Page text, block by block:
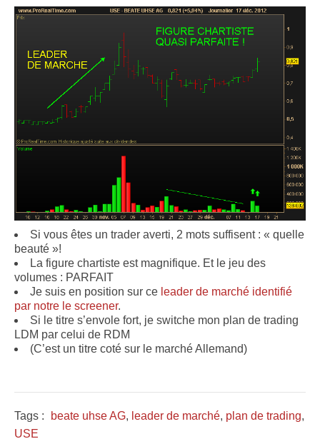
Si vous êtes un trader averti, 2 mots suffisent : « quelle
beauté »!
La figure chartiste est magnifique. Et le jeu des
volumes : PARFAIT
Je suis en position sur ce leader de marché identifié
par notre le screener.
Si le titre s’envole fort, je switche mon plan de trading
LDM par celui de RDM
(C’est un titre coté sur le marché Allemand)
Tags : beate uhse AG, leader de marché, plan de trading,
USE